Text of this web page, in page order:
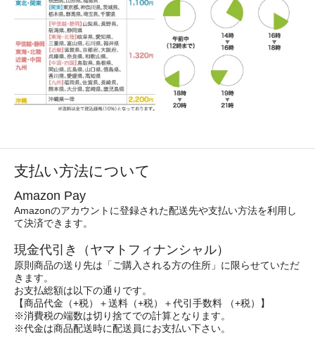
支払い方法について
Amazon Pay
Amazonのアカウントに登録された配送先や支払い方法を利用し
て決済できます。
現金代引き（ヤマトフィナンシャル）
原則商品の送り先は「ご購入される方の住所」に限らせていただ
きます。
お支払総額は以下の通りです。
【商品代金（+税）＋送料（+税）＋代引手数料 （+税）】
※消費税の端数は切り捨てでの計算となります。
※代金は商品配送時に配送員にお支払い下さい。